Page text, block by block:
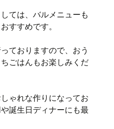
ては、バルメニューも
すすめです。
ておりますので、おう
ごはんもお楽しみくだ
ゃれな作りになってお
誕生日ディナーにも最